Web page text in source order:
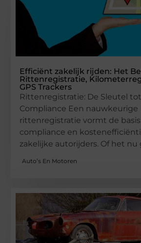
Efficiënt zakelijk rijden: Het
Rittenregistratie,
GPS Trackers
Rittenregistratie: De Sleutel
Compliance Een nauwkeurige
rittenregistratie vormt de basis
compliance en
zakelijke autorijders. Of het nu
Auto’s En Motoren